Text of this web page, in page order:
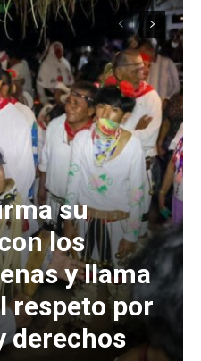
su
los
y llama
respeto por
derechos